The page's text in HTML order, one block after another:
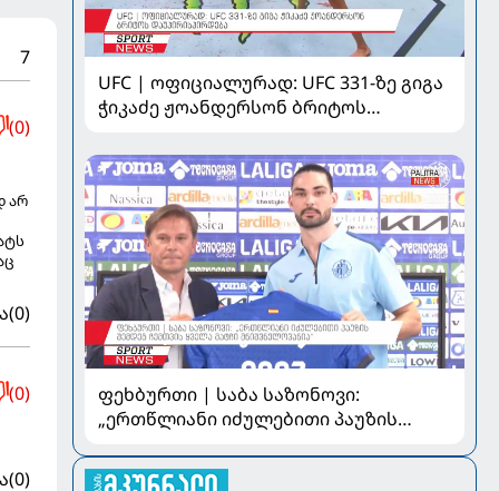
7
(0)
არ
(0)
(0)
(0)
UFC | ოფიციალურად: UFC 331-ზე გიგა
ჭიკაძე ჟოანდერსონ ბრიტოს
ფეხბურთი | საბა საზონოვი:
„ერთწლიანი იძულებითი პაუზის
მნიშვნელოვანია“